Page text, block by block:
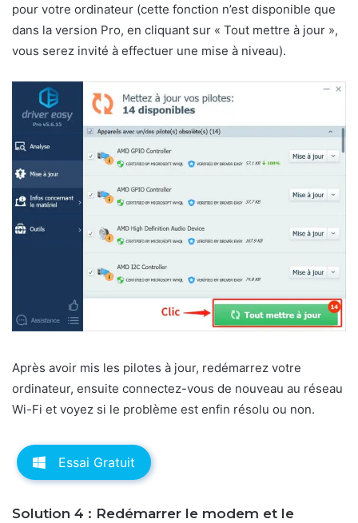
pour votre ordinateur (cette fonction n’est disponible que
dans la version Pro, en cliquant sur « Tout mettre à jour »,
vous serez invité à effectuer une mise à niveau).
Après avoir mis les pilotes à jour, redémarrez votre
ordinateur, ensuite connectez-vous de nouveau au réseau
Wi-Fi et voyez si le problème est enfin résolu ou non.
Essai Gratuit
Solution 4 : Redémarrer le modem et le